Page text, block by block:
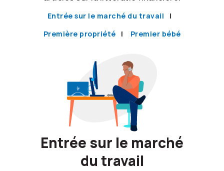
Entrée sur le marché du travail
Première propriété
Premier bébé
Entrée sur le marché
du travail